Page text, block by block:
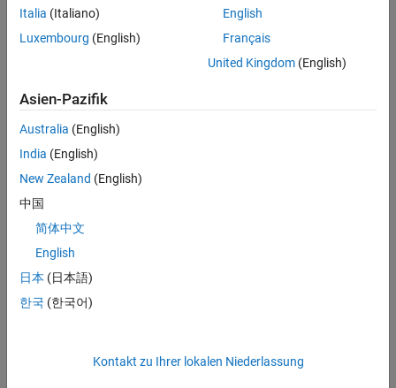
View full series
RELATED VIDEOS:
Quick Start Guide to the 2016
Italia (Italiano)
Luxembourg (English)
English
Français
United Kingdom(English)
Asien-Pazifik
Australia (English)
India (English)
New Zealand (English)
中国
简体中文
English
日本 (日本語)
한국 (한국어)
Kontakt zu Ihrer lokalen Niederlassung